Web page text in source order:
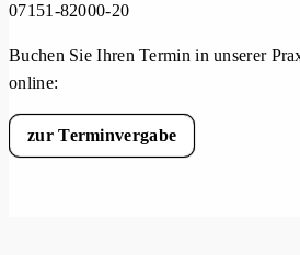
07151-82000-20
Buchen Sie Ihren Termin in unserer
online:
zur Terminvergabe